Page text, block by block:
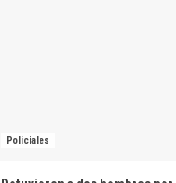
Policiales